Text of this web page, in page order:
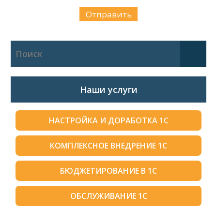
Наши услуги
НАСТРОЙКА И ДОРАБОТКА 1С
КОМПЛЕКСНОЕ ВНЕДРЕНИЕ 1С
БЮДЖЕТИРОВАНИЕ В 1С
ОБСЛУЖИВАНИЕ 1С